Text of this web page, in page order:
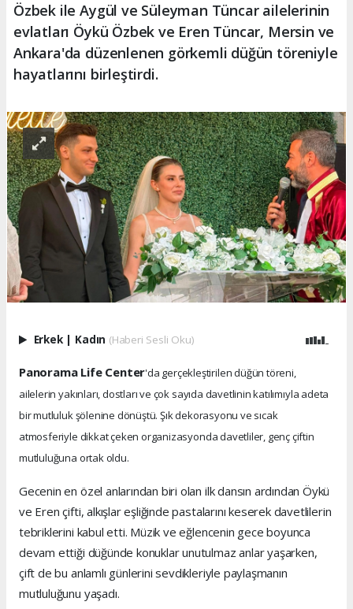
Özbek ile Aygül ve Süleyman Tüncar ailelerinin
evlatları Öykü Özbek ve Eren Tüncar, Mersin ve
Ankara'da düzenlenen görkemli düğün töreniyle
hayatlarını birleştirdi.
Erkek | Kadın (Haberi Sesli Oku)
Panorama Life Center'da gerçekleştirilen düğün töreni,
ailelerin yakınları, dostları ve çok sayıda davetlinin katılımıyla adeta
bir mutluluk şölenine dönüştü. Şık dekorasyonu ve sıcak
atmosferiyle dikkat çeken organizasyonda davetliler, genç çiftin
mutluluğuna ortak oldu.
Gecenin en özel anlarından biri olan ilk dansın ardından Öykü
ve Eren çifti, alkışlar eşliğinde pastalarını keserek davetlilerin
tebriklerini kabul etti. Müzik ve eğlencenin gece boyunca
devam ettiği düğünde konuklar unutulmaz anlar yaşarken,
çift de bu anlamlı günlerini sevdikleriyle paylaşmanın
mutluluğunu yaşadı.